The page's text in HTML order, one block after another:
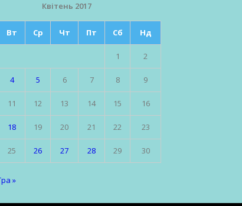
Квітень 2017
Вт Ср Чт Пт Сб Нд
1 2
4 5 6 7 8 9
11 12 13 14 15 16
18 19 20 21 22 23
25 26 27 28 29 30
»